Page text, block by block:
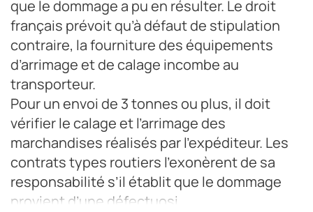
que le dommage a pu en résulter. Le droit
français prévoit qu’à défaut de stipulation
contraire, la fourniture des équipements
d’arrimage et de calage incombe au
transporteur.
Pour un envoi de 3 tonnes ou plus, il doit
vérifier le calage et l’arrimage des
marchandises réalisés par l’expéditeur. Les
contrats types routiers l’exonèrent de sa
responsabilité s’il établit que le dommage
provient d’une défectuosi